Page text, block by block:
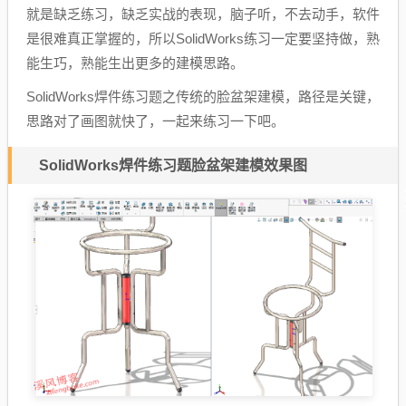
就是缺乏练习，缺乏实战的表现，脑子听，不去动手，软件
是很难真正掌握的，所以SolidWorks练习一定要坚持做，熟
能生巧，熟能生出更多的建模思路。
SolidWorks焊件练习题之传统的脸盆架建模，路径是关键，
思路对了画图就快了，一起来练习一下吧。
SolidWorks焊件练习题脸盆架建模效果图